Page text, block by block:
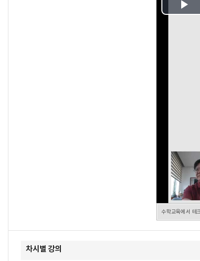
수학교육에서 테
차시별 강의